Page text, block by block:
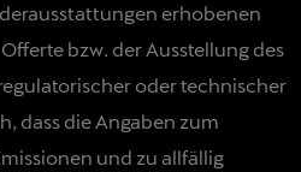
erhobenen
bzw. der Ausstellung des
oder technischer
dass die Angaben zum
und zu allfällig